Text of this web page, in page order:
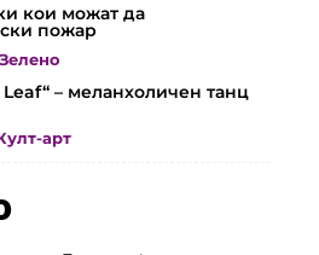
кои можат да
пожар
Зелено
– меланхоличен танц
арт